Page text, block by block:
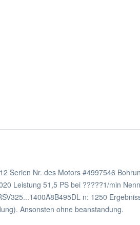
Serien Nr. des Motors #4997546
Leistung 51,5 PS bei ?????1/min
n: 1250
Ansonsten ohne beanstandung.